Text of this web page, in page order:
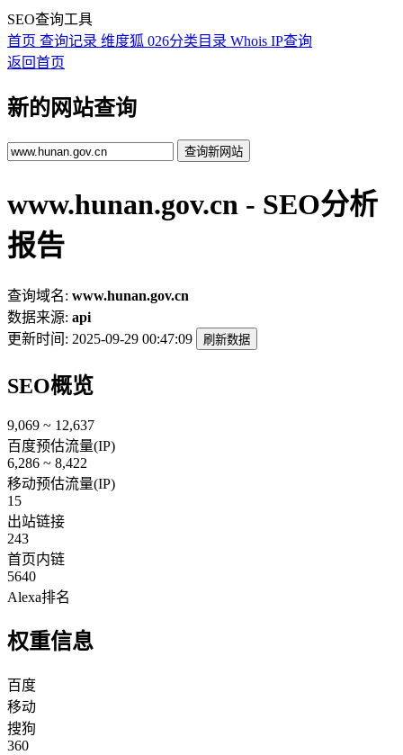
SEO查询工具
首页 查询记录 维度狐 026分类目录 Whois IP查询
返回首页
新的网站查询
查询新网站
www.hunan.gov.cn - SEO分析
报告
查询域名: www.hunan.gov.cn
数据来源: api
更新时间: 2025-09-29 00:47:09 刷新数据
SEO概览
9,069 ~ 12,637
百度预估流量(IP)
6,286 ~ 8,422
移动预估流量(IP)
15
出站链接
243
首页内链
5640
Alexa排名
权重信息
百度
移动
搜狗
360